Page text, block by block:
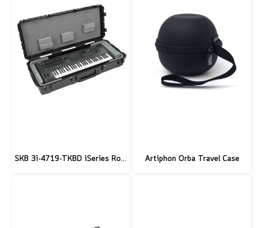
SKB 3i-4719-TKBD iSeries Rolling Waterproof 61-key Wide Keyboard Case Artiphon Orba Travel Case